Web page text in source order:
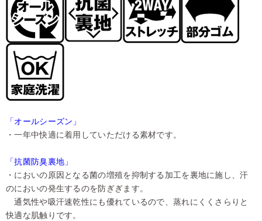
「オールシーズン」
・一年中快適に着用していただける素材です。
「抗菌防臭裏地」
・においの原因となる菌の増殖を抑制する加工を裏地に施し、汗
のにおいの発生するのを防ぎぎます。
通気性や吸汗速乾性にも優れているので、蒸れにくくさらりと
快適な肌触りです。